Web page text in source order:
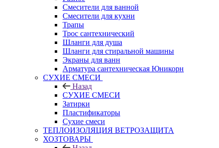
Смесители для ванной
Смесители для кухни
Трапы
Трос сантехнический
Шланги для душа
Шланги для стиральной машины
Экраны для ванн
Арматура сантехническая Юникорн
СУХИЕ СМЕСИ
Назад
СУХИЕ СМЕСИ
Затирки
Пластификаторы
Сухие смеси
ТЕПЛОИЗОЛЯЦИЯ ВЕТРОЗАЩИТА
ХОЗТОВАРЫ